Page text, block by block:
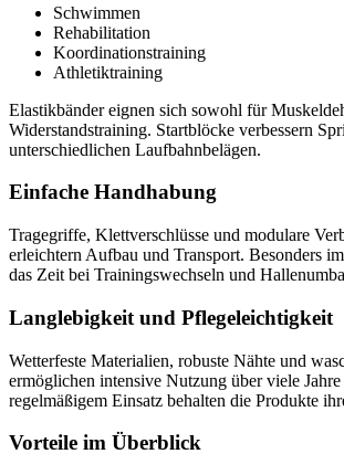
Schwimmen
Rehabilitation
Koordinationstraining
Athletiktraining
Elastikbänder eignen sich sowohl für
Widerstandstraining. Startblöcke verbessern
unterschiedlichen Laufbahnbelägen.
Einfache Handhabung
Tragegriffe, Klettverschlüsse und modulare
erleichtern Aufbau und Transport. Besonders
das Zeit bei Trainingswechseln und
Langlebigkeit und Pflegeleichtigkeit
Wetterfeste Materialien, robuste Nähte und
ermöglichen intensive Nutzung über viele
regelmäßigem Einsatz behalten die Produkte
Vorteile im Überblick